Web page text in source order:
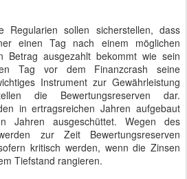
Regularien sollen sicherstellen, dass
einen Tag nach einem möglichen
Betrag ausgezahlt bekommt wie sein
Tag vor dem Finanzcrash seine
Instrument zur Gewährleistung
die Bewertungsreserven dar.
in ertragsreichen Jahren aufgebaut
Jahren ausgeschüttet. Wegen des
zur Zeit Bewertungsreserven
kritisch werden, wenn die Zinsen
Tiefstand rangieren.